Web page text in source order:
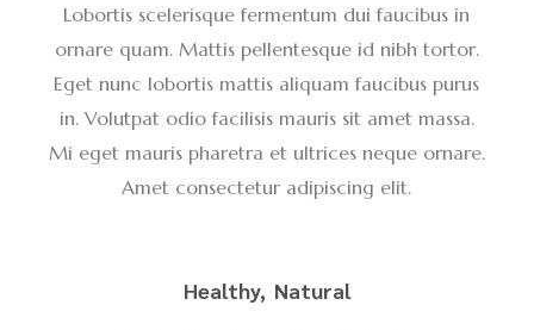
Lobortis scelerisque fermentum dui faucibus in
ornare quam. Mattis pellentesque id nibh tortor.
Eget nunc lobortis mattis aliquam faucibus purus
in. Volutpat odio facilisis mauris sit amet massa.
Mi eget mauris pharetra et ultrices neque ornare.
Amet consectetur adipiscing elit.
Healthy Natural